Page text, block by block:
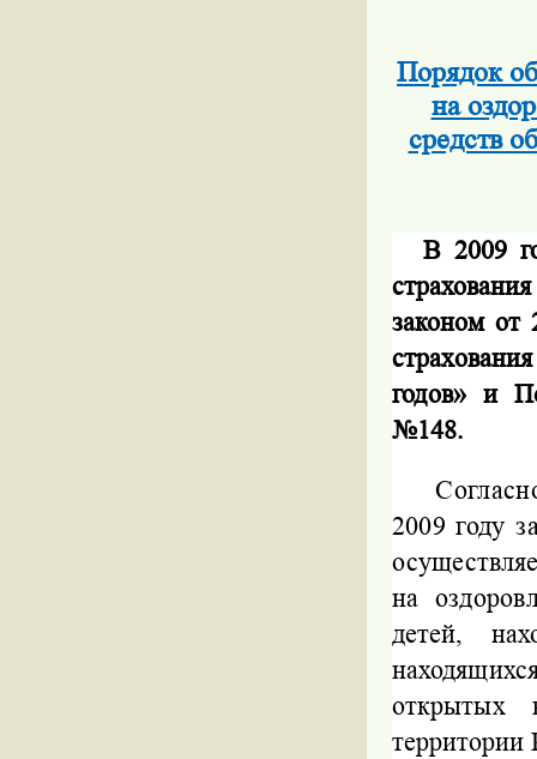
Порядок
на
средств
В 2009
законом от
годов» и
№148.
2009 году
на
детей,
территории